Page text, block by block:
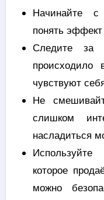
Начинайте
понять
Следите за
происходило
чувствуют
Не
слишком
насладиться
Используйте
которое
можно